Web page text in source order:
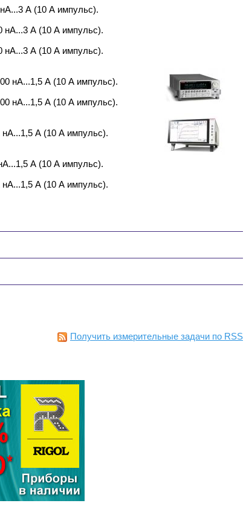
А (10 А импульс).
нА...3 А (10 А импульс).
нА...3 А (10 А импульс).
нА...1,5 А (10 А импульс).
нА...1,5 А (10 А импульс).
нА...1,5 А (10 А импульс).
А (10 А импульс).
нА...1,5 А (10 А импульс).
Получить измерительные задачи по RSS